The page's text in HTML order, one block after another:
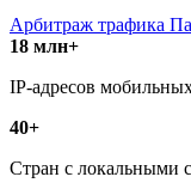
Арбитраж трафика
18 млн+
IP-адресов
40+
Стран с локальными